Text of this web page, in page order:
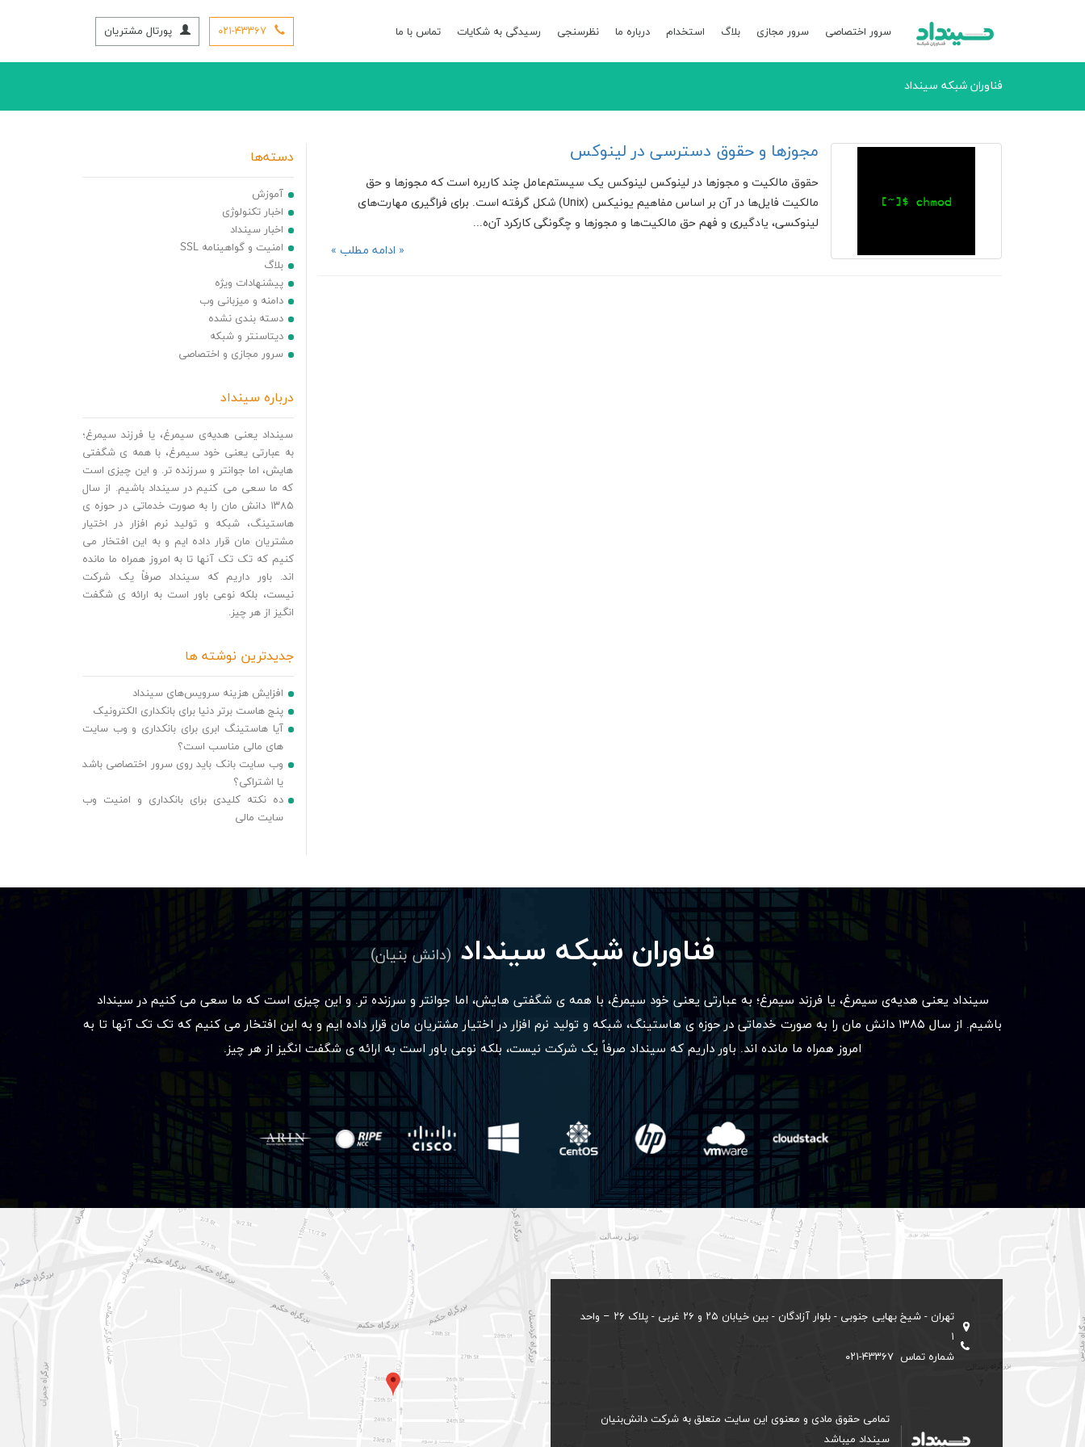
۰۲۱-۴۳۳۶۷ پورتال مشتریان سرور اختصاصی سرور مجازی بلاگ استخدام درباره ما نظرسنجی رسیدگی به شکایات تماس با ما
فناوران شبکه سینداد
مجوزها و حقوق دسترسی در لینوکس
حقوق مالکیت و مجوزها در لینوکس لینوکس یک سیستم‌عامل چند کاربره است که مجوزها و حق
مالکیت­ فایل­‌ها در آن بر اساس مفاهیم یونیکس (Unix) شکل گرفته است. برای فراگیری مهارت­‌های
لینوکسی، یادگیری و فهم حق مالکیت­‌ها و مجوزها و چگونگی کارکرد آن­‌ه...
« ادامه مطلب »
دسته‌ها
آموزش
اخبار تکنولوژی
اخبار سینداد
امنیت و گواهینامه SSL
بلاگ
پیشنهادات ویژه
دامنه و میزبانی وب
دسته بندی نشده
دیتاسنتر و شبکه
سرور مجازی و اختصاصی
درباره سینداد
سینداد یعنی هدیه‌ی سیمرغ، یا فرزند سیمرغ؛
به عبارتی یعنی خود سیمرغ، با همه ی شگفتی
هایش، اما جوانتر و سرزنده تر. و این چیزی است
که ما سعی می کنیم در سینداد باشیم. از سال
۱۳۸۵ دانش مان را به صورت خدماتی در حوزه ی
هاستینگ، شبکه و تولید نرم افزار در اختیار
مشتریان مان قرار داده ایم و به این افتخار می
کنیم که تک تک آنها تا به امروز همراه ما مانده
اند. باور داریم که سینداد صرفاً یک شرکت
نیست، بلکه نوعی باور است به ارائه ی شگفت
انگیز از هر چیز.
جدیدترین نوشته ها
افزایش هزینه سرویس‌های سینداد
پنج هاست برتر دنیا برای بانکداری الکترونیک
آیا هاستینگ ابری برای بانکداری و وب سایت
های مالی مناسب است؟
وب سایت بانک باید روی سرور اختصاصی باشد
یا اشتراکی؟
ده نکته کلیدی برای بانکداری و امنیت وب
سایت مالی
فناوران شبکه سینداد (دانش بنیان)
سینداد یعنی هدیه‌ی سیمرغ، یا فرزند سیمرغ؛ به عبارتی یعنی خود سیمرغ، با همه ی شگفتی هایش، اما جوانتر و سرزنده تر. و این چیزی است که ما سعی می کنیم در سینداد
باشیم. از سال ۱۳۸۵ دانش مان را به صورت خدماتی در حوزه ی هاستینگ، شبکه و تولید نرم افزار در اختیار مشتریان مان قرار داده ایم و به این افتخار می کنیم که تک تک آنها تا به
امروز همراه ما مانده اند. باور داریم که سینداد صرفاً یک شرکت نیست، بلکه نوعی باور است به ارائه ی شگفت انگیز از هر چیز.
تهران - شیخ بهایی جنوبی - بلوار آزادگان - بین خیابان ۲۵ و ۲۶ غربی - پلاک ۲۶ – واحد
۱
شماره تماس ۴۳۳۶۷-۰۲۱
تمامی حقوق مادی و معنوی این سایت متعلق به شرکت دانش‌بنیان
سینداد میباشد